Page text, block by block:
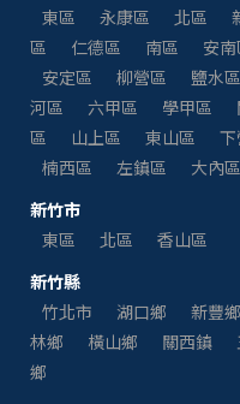
東區
永康區 北區
區
仁德區 南區 安南
安定區
柳營區 鹽水區
河區
六甲區 學甲區
區
山上區 東山區
楠西區
左鎮區 大內區
新竹市
東區
北區
香山區
新竹縣
竹北市
湖口鄉 新豐鄉
林鄉
橫山鄉 關西鎮
鄉